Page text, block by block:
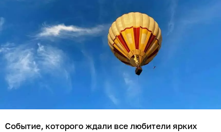
Событие, которого ждали все любители ярких